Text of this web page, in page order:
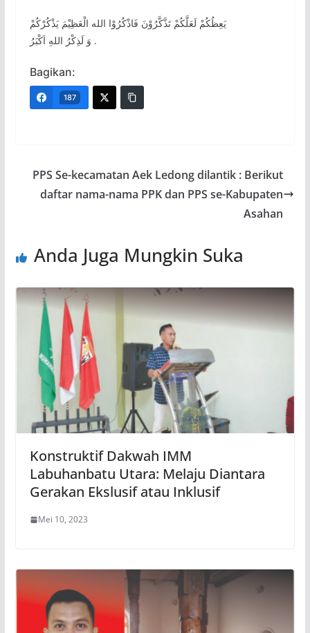
يَعِظُكُمْ لَعَلَّكُمْ تَذَّكَّرُوْنَ فَاذْكُرُوْا الله الْعَظِيْمَ يَذْكُرْكُمْ
وَ لَذِكْرُ اللهِ اَكْبَرُ .
Bagikan:
187
PPS Se-kecamatan Aek Ledong dilantik : Berikut
daftar nama-nama PPK dan PPS se-Kabupaten
Asahan
Anda Juga Mungkin Suka
Konstruktif Dakwah IMM
Labuhanbatu Utara: Melaju Diantara
Gerakan Ekslusif atau Inklusif
Mei 10, 2023